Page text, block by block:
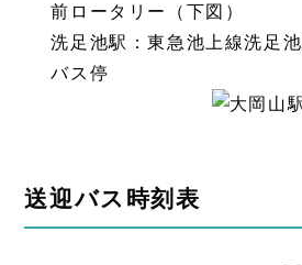
前ロータリー（下図）
洗足池駅：東急池上線洗足
バス停
送迎バス時刻表